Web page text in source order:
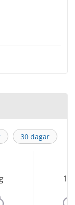
30 dagar
11